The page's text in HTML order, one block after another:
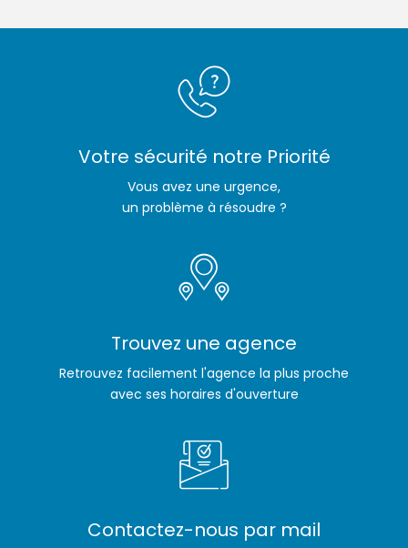
Votre sécurité notre Priorité
Vous avez une urgence,
un problème à résoudre ?
Trouvez une agence
Retrouvez facilement l'agence la plus proche
avec ses horaires d'ouverture
Contactez-nous par mail